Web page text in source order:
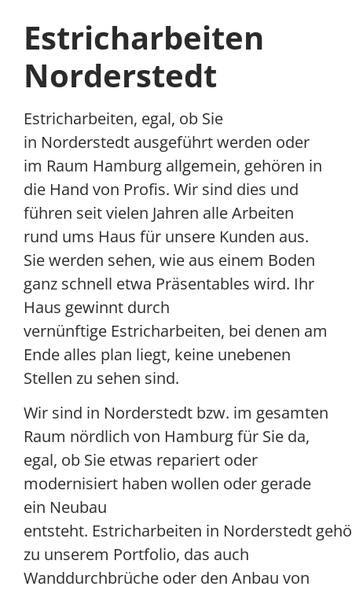
Estricharbeiten
Norderstedt
Estricharbeiten, egal, ob Sie
in Norderstedt ausgeführt werden oder
im Raum Hamburg allgemein, gehören in
die Hand von Profis. Wir sind dies und
führen seit vielen Jahren alle Arbeiten
rund ums Haus für unsere Kunden aus.
Sie werden sehen, wie aus einem Boden
ganz schnell etwa Präsentables wird. Ihr
Haus gewinnt durch
vernünftige Estricharbeiten, bei denen am
Ende alles plan liegt, keine unebenen
Stellen zu sehen sind.
Wir sind in Norderstedt bzw. im gesamten
Raum nördlich von Hamburg für Sie da,
egal, ob Sie etwas repariert oder
modernisiert haben wollen oder gerade
ein Neubau
entsteht. Estricharbeiten in Norderstedt
zu unserem Portfolio, das auch
Wanddurchbrüche oder den Anbau von